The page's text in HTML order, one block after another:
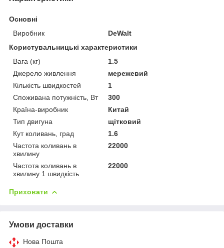
Основні
Виробник
DeWalt
Користувальницькі характеристики
Вага (кг)
1.5
Джерело живлення
мережевий
Кількість швидкостей
1
Споживана потужність, Вт
300
Країна-виробник
Китай
Тип двигуна
щітковий
Кут коливань, град
1.6
Частота коливань в
хвилину
22000
Частота коливань в
хвилину 1 швидкість
22000
Приховати
Умови доставки
Нова Пошта